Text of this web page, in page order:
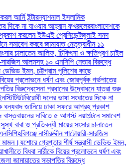
ইন্টারন্যাশনাল ইসলামিক
দিকে না যাওয়ার আহ্বান ফখরুলেরবাংলাদেশকে
করলেন ইউএই প্রেসিডেন্টজুলাই সনদ
করবে জামায়াত নেতৃত্বাধীন ১১
চালাতেন আলিফ, চিকিৎসা ও ক্ষতিপূরণ চাইল
আলমসহ ১০ এনসিপি নেতার বিরুদ্ধে
ইমন, চট্টগ্রাম পুলিশের কাছে
প্রলোভনে ধর্ষণ এবং জোরপূর্বক গর্ভপাতের
বিরুদ্ধেসেনা প্রধানের উদ্বোধনে যাত্রা শুরু
বিরোধী দলের ভাষা সংঘাতের দিকে না
জানিয়ে ঢাকা সফরে আগ্রহ প্রকাশ
দাবিতে ৫ আগস্ট নয়াপল্টনে সমাবেশ
বাবা ও প্রতিবন্ধী মায়ের সংসার চালাতেন
হবিগঞ্জে নাসীরুদ্দীন পাটোয়ারী-সারজিস
যশোরে গ্রেপ্তার শীর্ষ সন্ত্রাসী ডেভিড ইমন,
বিধবা নারীকে বিয়ের প্রলোভনে ধর্ষণ এবং
সভাপতির বিরুদ্ধে